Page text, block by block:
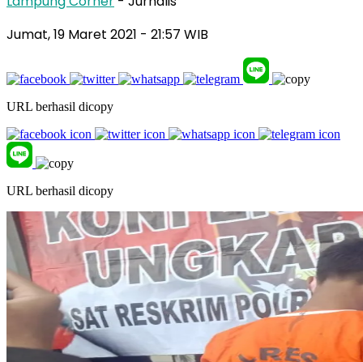
Jumat, 19 Maret 2021 - 21:57 WIB
URL berhasil dicopy
URL berhasil dicopy